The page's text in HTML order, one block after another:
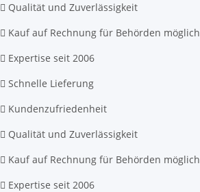
Qualität und Zuverlässigkeit
Kauf auf Rechnung für Behörden möglich
Expertise seit 2006
Schnelle Lieferung
Kundenzufriedenheit
Qualität und Zuverlässigkeit
Kauf auf Rechnung für Behörden möglich
Expertise seit 2006